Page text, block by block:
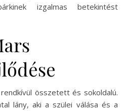
izgalmas betekintést
összetett és sokoldalú.
lány, aki a szülei válása és a